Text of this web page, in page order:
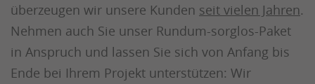
überzeugen wir unsere Kunden seit vielen Jahren.
Nehmen auch Sie unser Rundum-sorglos-Paket
in Anspruch und lassen Sie sich von Anfang bis
Ende bei Ihrem Projekt unterstützen: Wir